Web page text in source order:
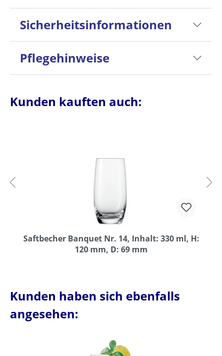
Sicherheitsinformationen
Pflegehinweise
Kunden kauften auch:
Saftbecher Banquet Nr. 14, Inhalt: 330 ml, H:
120 mm, D: 69 mm
Kunden haben sich ebenfalls
angesehen: